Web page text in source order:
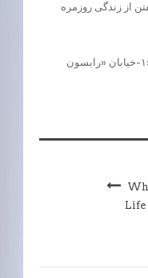
از زندگی روزمره
Life